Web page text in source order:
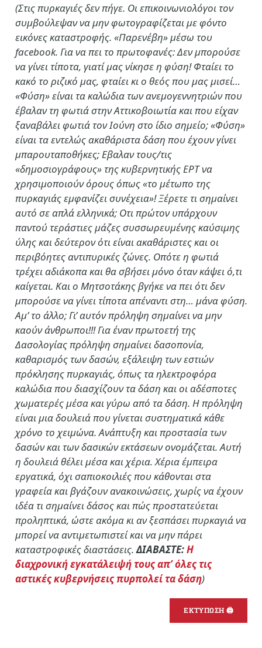
(Στις πυρκαγιές δεν πήγε. Οι επικοινωνιολόγοι τον
συμβούλεψαν να μην φωτογραφίζεται με φόντο
εικόνες καταστροφής. «Παρενέβη» μέσω του
facebook. Για να πει το πρωτοφανές: Δεν μπορούσε
να γίνει τίποτα, γιατί μας νίκησε η φύση! Φταίει το
κακό το ριζικό μας, φταίει κι ο θεός που μας μισεί…
«Φύση» είναι τα καλώδια των ανεμογεννητριών που
έβαλαν τη φωτιά στην Αττικοβοιωτία και που είχαν
ξαναβάλει φωτιά τον Ιούνη στο ίδιο σημείο; «Φύση»
είναι τα εντελώς ακαθάριστα δάση που έχουν γίνει
μπαρουταποθήκες; Εβαλαν τους/τις
«δημοσιογράφους» της κυβερνητικής ΕΡΤ να
χρησιμοποιούν όρους όπως «το μέτωπο της
πυρκαγιάς εμφανίζει συνέχεια»! Ξέρετε τι σημαίνει
αυτό σε απλά ελληνικά; Οτι πρώτον υπάρχουν
παντού τεράστιες μάζες συσσωρευμένης καύσιμης
ύλης και δεύτερον ότι είναι ακαθάριστες και οι
περιβόητες αντιπυρικές ζώνες. Οπότε η φωτιά
τρέχει αδιάκοπα και θα σβήσει μόνο όταν κάψει ό,τι
καίγεται. Και ο Μητσοτάκης βγήκε να πει ότι δεν
μπορούσε να γίνει τίποτα απέναντι στη… μάνα φύση.
Αμ’ το άλλο; Γι’ αυτόν πρόληψη σημαίνει να μην
καούν άνθρωποι!!! Για έναν πρωτοετή της
Δασολογίας πρόληψη σημαίνει δασοπονία,
καθαρισμός των δασών, εξάλειψη των εστιών
πρόκλησης πυρκαγιάς, όπως τα ηλεκτροφόρα
καλώδια που διασχίζουν τα δάση και οι αδέσποτες
χωματερές μέσα και γύρω από τα δάση. Η πρόληψη
είναι μια δουλειά που γίνεται συστηματικά κάθε
χρόνο το χειμώνα. Ανάπτυξη και προστασία των
δασών και των δασικών εκτάσεων ονομάζεται. Αυτή
η δουλειά θέλει μέσα και χέρια. Χέρια έμπειρα
εργατικά, όχι σαπιοκοιλιές που κάθονται στα
γραφεία και βγάζουν ανακοινώσεις, χωρίς να έχουν
ιδέα τι σημαίνει δάσος και πώς προστατεύεται
προληπτικά, ώστε ακόμα κι αν ξεσπάσει πυρκαγιά να
μπορεί να αντιμετωπιστεί και να μην πάρει
καταστροφικές διαστάσεις.ΔΙΑΒΑΣΤΕ:Η
διαχρονική εγκατάλειψή τους απ’ όλες τις
αστικές κυβερνήσεις πυρπολεί τα δάση)
ΕΚΤΥΠΩΣΗ 🖨